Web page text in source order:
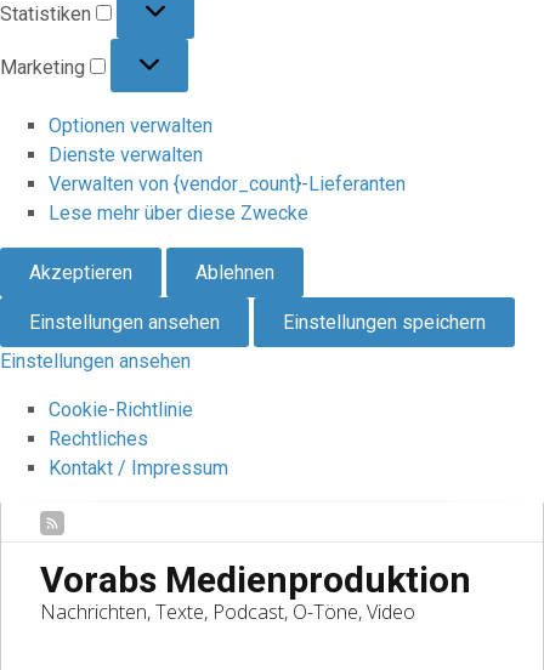
Statistiken
Marketing
Optionen verwalten
Dienste verwalten
Verwalten von {vendor_count}-Lieferanten
Lese mehr über diese Zwecke
Akzeptieren Ablehnen
Einstellungen ansehen
Einstellungen speichern
Einstellungen ansehen
Cookie-Richtlinie
Rechtliches
Kontakt / Impressum
Vorabs Medienproduktion
Nachrichten, Texte, Podcast, O-Töne, Video